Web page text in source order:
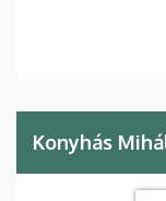
Konyhás